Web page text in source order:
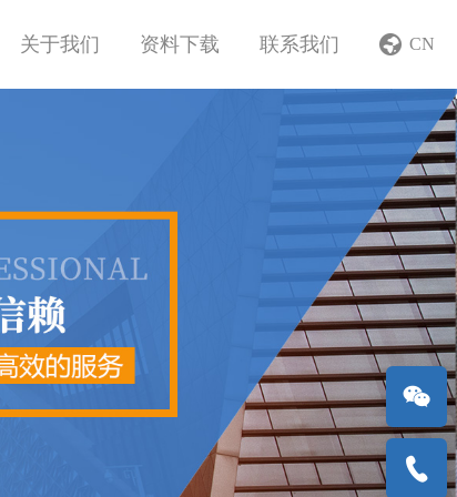
关于我们 资料下载 联系我们 CN